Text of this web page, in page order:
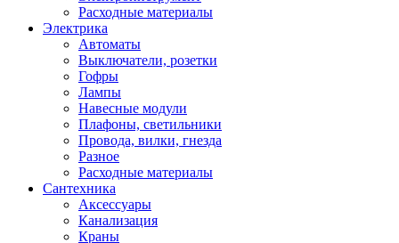
Расходные материалы
Электрика
Автоматы
Выключатели, розетки
Гофры
Лампы
Навесные модули
Плафоны, светильники
Провода, вилки, гнезда
Разное
Расходные материалы
Сантехника
Аксессуары
Канализация
Краны